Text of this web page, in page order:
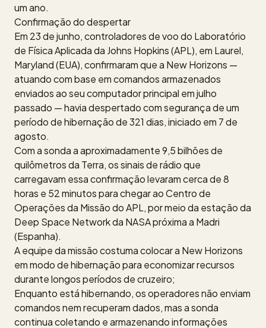
um ano.
Confirmação do despertar
Em 23 de junho, controladores de voo do Laboratório
de Física Aplicada da Johns Hopkins (APL), em Laurel,
Maryland (EUA), confirmaram que a New Horizons —
atuando com base em comandos armazenados
enviados ao seu computador principal em julho
passado — havia despertado com segurança de um
período de hibernação de 321 dias, iniciado em 7 de
agosto.
Com a sonda a aproximadamente 9,5 bilhões de
quilômetros da Terra, os sinais de rádio que
carregavam essa confirmação levaram cerca de 8
horas e 52 minutos para chegar ao Centro de
Operações da Missão do APL, por meio da estação da
Deep Space Network da NASA próxima a Madri
(Espanha).
A equipe da missão costuma colocar a New Horizons
em modo de hibernação para economizar recursos
durante longos períodos de cruzeiro;
Enquanto está hibernando, os operadores não enviam
comandos nem recuperam dados, mas a sonda
continua coletando e armazenando informações